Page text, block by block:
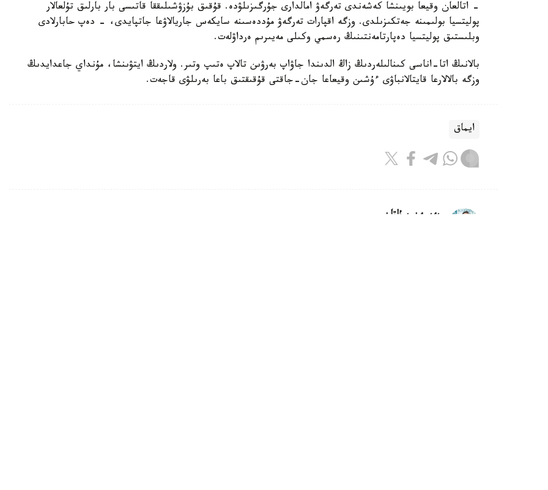
- اتالعان وقيعا بويىنشا كەشەندى تەرگەۋ امالدارى جۇرگىزىلۋدە. قۇقىق بۇزۋشىلىققا قاتىسى بار بارلىق تۇلعالار
پوليتسيا بولىمىنە جەتكىزىلدى. وزگە اقپارات تەرگەۋ مۇددەسىنە سايكەس جاريالاۋعا جاتپايدى، - دەپ حابارلادى
وبلىستىق پوليتسيا دەپارتامەنتىنىڭ رەسمي وكىلى مەيىرىم ەرداۋلەت.
بالانىڭ اتا-اناسى كىنالىلەردىڭ زاڭ الدىندا جاۋاپ بەرۋىن تالاپ ەتىپ وتىر. ولاردىڭ ايتۋىنشا، مۇنداي جاعدايدىڭ
وزگە بالالارعا قايتالانباۋى ءۇشىن وقيعاعا جان-جاقتى قۇقىقتىق باعا بەرىلۋى قاجەت.
ايماق
بەيسەن سۇلتان